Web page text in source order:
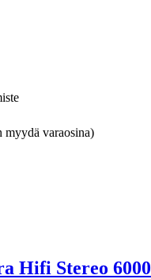
myydä varaosina)
Hifi Stereo 6000